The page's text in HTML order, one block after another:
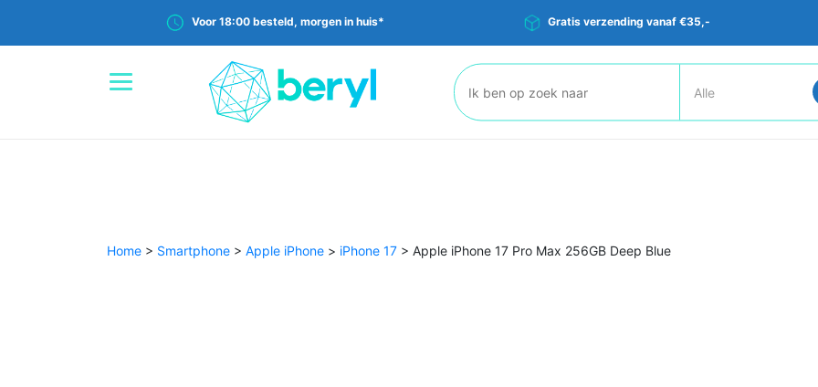
Voor 18:00 besteld, morgen in huis* Gratis verzending vanaf €35,-
Zoeken:
Home > Smartphone > Apple iPhone > iPhone 17 > Apple iPhone 17 Pro Max 256GB Deep Blue